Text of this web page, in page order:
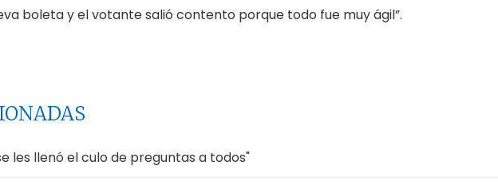
boleta y el votante salió contento porque todo fue muy ágil”.
les llenó el culo de preguntas a todos"